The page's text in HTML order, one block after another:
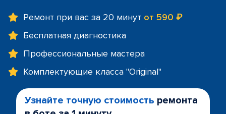
Ремонт при вас за 20 минут от 590 ₽
Бесплатная диагностика
Профессиональные мастера
Комплектующие класса "Original"
Узнайте точную стоимость ремонта